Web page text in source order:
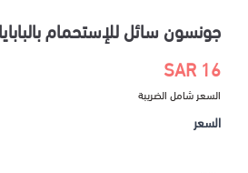
جونسون سائل للإستحمام بالبابايا 250مل
16 SAR
السعر شامل الضريبة
السعر